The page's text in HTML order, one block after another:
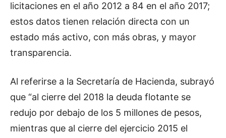
licitaciones en el año 2012 a 84 en el año 2017;
estos datos tienen relación directa con un
estado más activo, con más obras, y mayor
transparencia.
Al referirse a la Secretaría de Hacienda, subrayó
que “al cierre del 2018 la deuda flotante se
redujo por debajo de los 5 millones de pesos,
mientras que al cierre del ejercicio 2015 el